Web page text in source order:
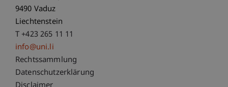
9490 Vaduz
Liechtenstein
T +423 265 11 11
info@uni.li
Fußzeile Rechtliche Hinweise
Rechtssammlung
Datenschutzerklärung